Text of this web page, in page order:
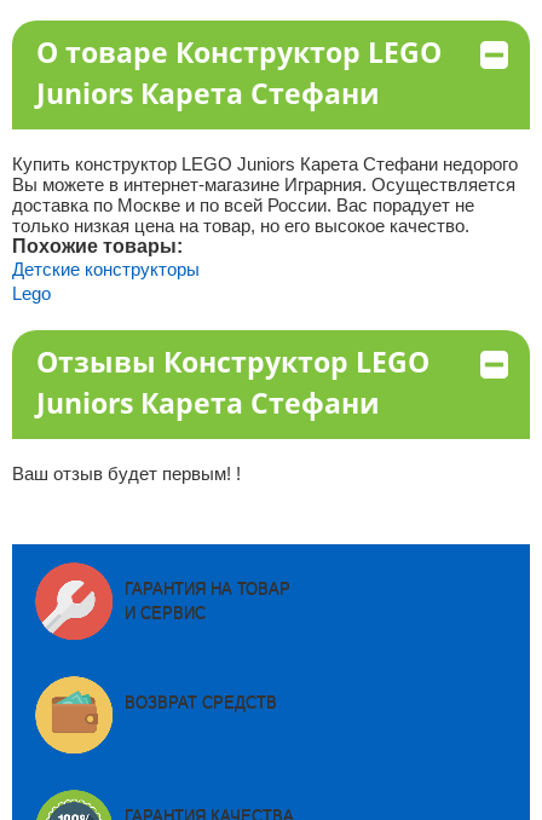
О товаре Конструктор LEGO
Juniors Карета Стефани
Купить конструктор LEGO Juniors Карета Стефани недорого
Вы можете в интернет-магазине Играрния. Осуществляется
доставка по Москве и по всей России. Вас порадует не
только низкая цена на товар, но его высокое качество.
Похожие товары:
Детские конструкторы
Lego
Отзывы Конструктор LEGO
Juniors Карета Стефани
Ваш отзыв будет первым! !
ГАРАНТИЯ НА ТОВАР
И СЕРВИС
ВОЗВРАТ СРЕДСТВ
ГАРАНТИЯ КАЧЕСТВА